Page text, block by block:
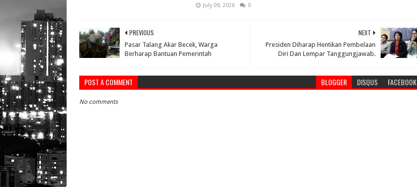
July 09, 2026 0
NEXT
Presiden Diharap Hentikan Pembelaan
Diri Dan Lempar Tanggungjawab.
PREVIOUS
Pasar Talang Akar Becek, Warga
Berharap Bantuan Pemerintah
POST A COMMENT BLOGGER DISQUS FACEBOOK
No comments